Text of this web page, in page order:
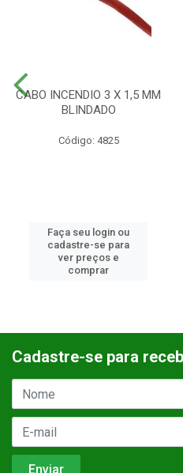
CABO INCENDIO 3 X 1,5 MM
BLINDADO
Código: 4825
Faça seu login ou
cadastre-se para
ver preços e
comprar
Cadastre-se para